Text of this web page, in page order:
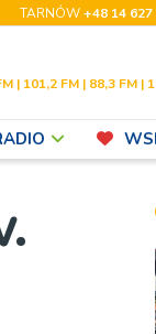
TARNÓW+48 14 627
| 101,2 FM | 88,3 FM |